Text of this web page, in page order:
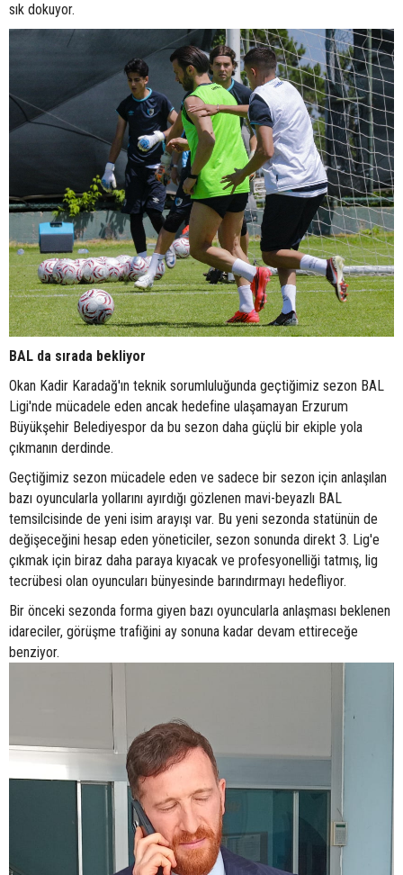
sık dokuyor.
BAL da sırada bekliyor
Okan Kadir Karadağ'ın teknik sorumluluğunda geçtiğimiz sezon BAL
Ligi'nde mücadele eden ancak hedefine ulaşamayan Erzurum
Büyükşehir Belediyespor da bu sezon daha güçlü bir ekiple yola
çıkmanın derdinde.
Geçtiğimiz sezon mücadele eden ve sadece bir sezon için anlaşılan
bazı oyuncularla yollarını ayırdığı gözlenen mavi-beyazlı BAL
temsilcisinde de yeni isim arayışı var. Bu yeni sezonda statünün de
değişeceğini hesap eden yöneticiler, sezon sonunda direkt 3. Lig'e
çıkmak için biraz daha paraya kıyacak ve profesyonelliği tatmış, lig
tecrübesi olan oyuncuları bünyesinde barındırmayı hedefliyor.
Bir önceki sezonda forma giyen bazı oyuncularla anlaşması beklenen
idareciler, görüşme trafiğini ay sonuna kadar devam ettireceğe
benziyor.